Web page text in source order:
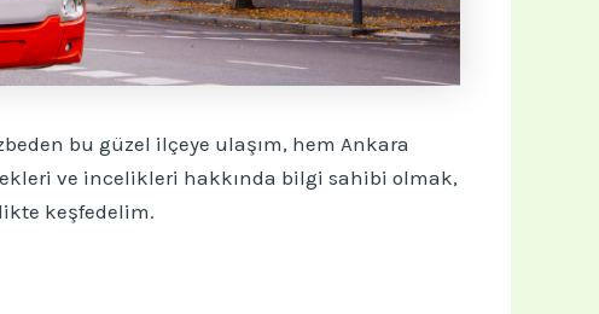
bu güzel ilçeye ulaşım, hem Ankara
ve incelikleri hakkında bilgi sahibi olmak,
keşfedelim.